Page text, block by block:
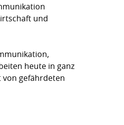
und
heute in ganz
gefährdeten